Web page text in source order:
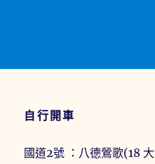
自行開車
國道2號 ：八德鶯歌(18